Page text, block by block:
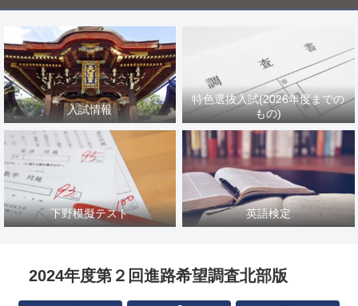
入試情報
特色選抜入試(2026年度までの
もの)
下野模擬テスト 英語検定
2024年度第２回進路希望調査北部版